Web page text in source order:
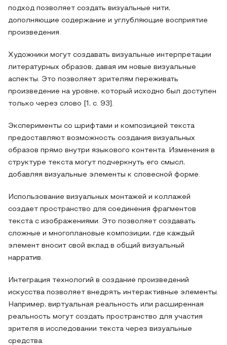
подход позволяет создать визуальные нити,
дополняющие содержание и углубляющие восприятие
произведения.
Художники могут создавать визуальные интерпретации
литературных образов, давая им новые визуальные
аспекты. Это позволяет зрителям переживать
произведение на уровне, который исходно был доступен
только через слово [1, c. 93].
Эксперименты со шрифтами и композицией текста
предоставляют возможность создания визуальных
образов прямо внутри языкового контента. Изменения в
структуре текста могут подчеркнуть его смысл,
добавляя визуальные элементы к словесной форме.
Использование визуальных монтажей и коллажей
создает пространство для соединения фрагментов
текста с изображениями. Это позволяет создавать
сложные и многоплановые композиции, где каждый
элемент вносит свой вклад в общий визуальный
нарратив.
Интеграция технологий в создание произведений
искусства позволяет внедрять интерактивные элементы.
Например, виртуальная реальность или расширенная
реальность могут создать пространство для участия
зрителя в исследовании текста через визуальные
средства.